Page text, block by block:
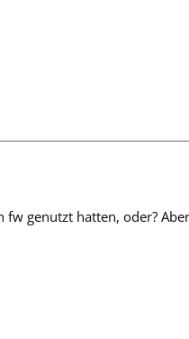
genutzt hatten, oder?